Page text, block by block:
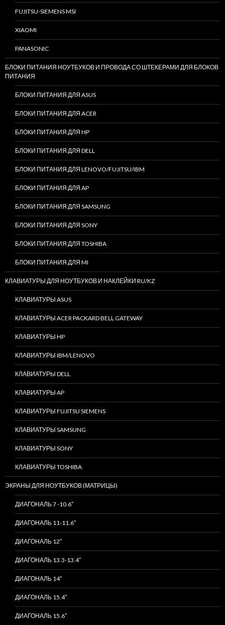
FUJITSU-SIEMENS MSI
XIAOMI
PANASONIC
БЛОКИ ПИТАНИЯ НОУТБУКОВ И ПРОВОДА СО ШТЕКЕРАМИ ДЛЯ БЛОКОВ
ПИТАНИЯ
БЛОКИ ПИТАНИЯ ДЛЯ ASUS
БЛОКИ ПИТАНИЯ ДЛЯ ACER
БЛОКИ ПИТАНИЯ ДЛЯ HP
БЛОКИ ПИТАНИЯ ДЛЯ DELL
БЛОКИ ПИТАНИЯ ДЛЯ LENOVO/FUJITSU/IBM
БЛОКИ ПИТАНИЯ ДЛЯ AP
БЛОКИ ПИТАНИЯ ДЛЯ SAMSUNG
БЛОКИ ПИТАНИЯ ДЛЯ SONY
БЛОКИ ПИТАНИЯ ДЛЯ TOSHIBA
БЛОКИ ПИТАНИЯ ДЛЯ MI
КЛАВИАТУРЫ ДЛЯ НОУТБУКОВ И НАКЛЕЙКИ RU/KZ
КЛАВИАТУРЫ ASUS
КЛАВИАТУРЫ ACER PACKARD BELL GATEWAY
КЛАВИАТУРЫ HP
КЛАВИАТУРЫ IBM/LENOVO
КЛАВИАТУРЫ DELL
КЛАВИАТУРЫ AP
КЛАВИАТУРЫ FUJITSU SIEMENS
КЛАВИАТУРЫ SAMSUNG
КЛАВИАТУРЫ SONY
КЛАВИАТУРЫ TOSHIBA
ЭКРАНЫ ДЛЯ НОУТБУКОВ (МАТРИЦЫ)
ДИАГОНАЛЬ 7 -10.6″
ДИАГОНАЛЬ 11-11.6″
ДИАГОНАЛЬ 12″
ДИАГОНАЛЬ 13.3-13.4″
ДИАГОНАЛЬ 14″
ДИАГОНАЛЬ 15.4″
ДИАГОНАЛЬ 15.6″